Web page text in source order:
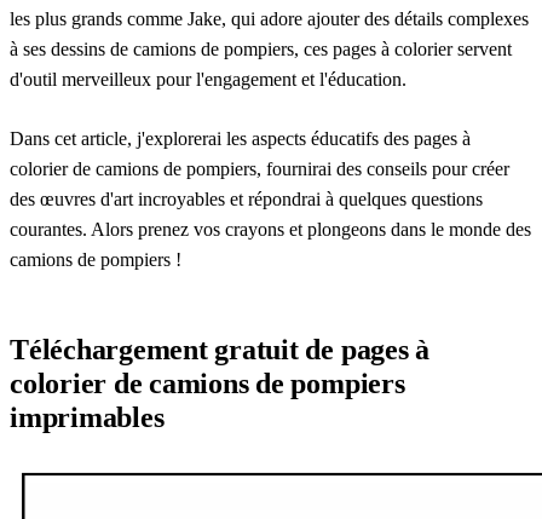
les plus grands comme Jake, qui adore ajouter des détails complexes
à ses dessins de camions de pompiers, ces pages à colorier servent
d'outil merveilleux pour l'engagement et l'éducation.
Dans cet article, j'explorerai les aspects éducatifs des pages à
colorier de camions de pompiers, fournirai des conseils pour créer
des œuvres d'art incroyables et répondrai à quelques questions
courantes. Alors prenez vos crayons et plongeons dans le monde des
camions de pompiers !
Téléchargement gratuit de pages à
colorier de camions de pompiers
imprimables